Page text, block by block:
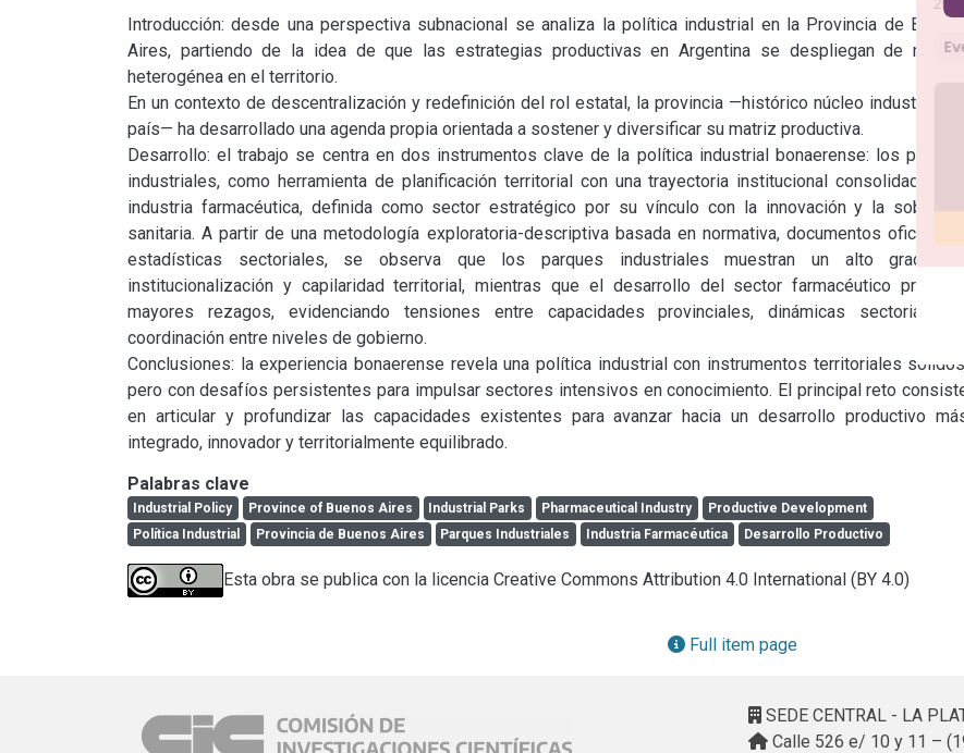
Introducción: desde una perspectiva subnacional se analiza la política industrial en la Provincia de
Aires, partiendo de la idea de que las estrategias productivas en Argentina se despliegan de
heterogénea en el territorio.
En un contexto de descentralización y redefinición del rol estatal, la provincia —histórico núcleo industrial del
país— ha desarrollado una agenda propia orientada a sostener y diversificar su matriz productiva.
Desarrollo: el trabajo se centra en dos instrumentos clave de la política industrial bonaerense: los parques
industriales, como herramienta de planificación territorial con una trayectoria institucional consolidada, y la
industria farmacéutica, definida como sector estratégico por su vínculo con la innovación y la soberanía
sanitaria. A partir de una metodología exploratoria-descriptiva basada en normativa, documentos oficiales y
estadísticas sectoriales, se observa que los parques industriales muestran un alto grado de
institucionalización y capilaridad territorial, mientras que el desarrollo del sector farmacéutico presenta
mayores rezagos, evidenciando tensiones entre capacidades provinciales, dinámicas sectoriales y
coordinación entre niveles de gobierno.
Conclusiones: la experiencia bonaerense revela una política industrial con instrumentos territoriales
pero con desafíos persistentes para impulsar sectores intensivos en conocimiento. El principal reto
en articular y profundizar las capacidades existentes para avanzar hacia un desarrollo productivo
integrado, innovador y territorialmente equilibrado.
Palabras clave
Industrial Policy Province of Buenos Aires Industrial Parks Pharmaceutical Industry
Productive Development
Política Industrial
Provincia de Buenos Aires Parques Industriales Industria Farmacéutica Desarrollo Productivo
Esta obra se publica con la licencia Creative Commons Attribution 4.0 International (BY 4.0)
Full item page
SEDE CENTRAL - LA
Calle 526 e/ 10 y 11 –